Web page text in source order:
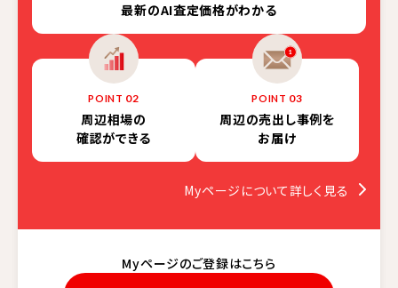
最新のAI査定価格がわかる
POINT 02
周辺相場の
確認ができる
POINT 03
周辺の売出し事例を
お届け
Myページについて詳しく見る
Myページのご登録はこちら